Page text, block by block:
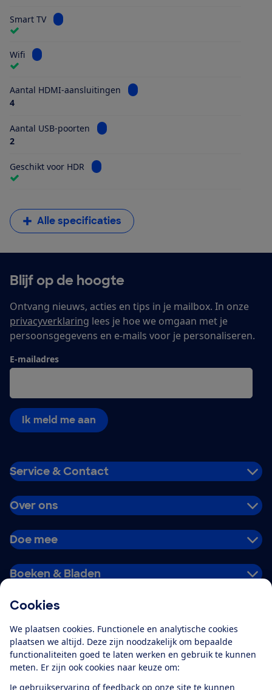
Cookies
We plaatsen cookies. Functionele en analytische cookies
plaatsen we altijd. Deze zijn noodzakelijk om bepaalde
functionaliteiten goed te laten werken en gebruik te kunnen
meten. Er zijn ook cookies naar keuze om:
Je gebruikservaring of feedback op onze site te kunnen
Smart TV Bekijk informatie voor Smart TV
Wifi Bekijk informatie voor Wifi
Aantal HDMI-aansluitingen
Bekijk informatie voor Aantal
4
Aantal USB-poorten
Bekijk informatie voor Aantal USB-poorten
2
Geschikt voor HDR Bekijk informatie voor Geschikt voor HDR
Alle specificaties
Blijf op de hoogte
Ontvang nieuws, acties en tips in je mailbox. In onze
privacyverklaring lees je hoe we omgaan met je
persoonsgegevens en e-mails voor je personaliseren.
E-mailadres
Ik meld me aan
Service & Contact
Over ons
Doe mee
Boeken & Bladen
Alles over de